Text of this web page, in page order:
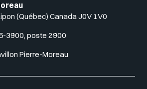
(Québec) Canada J0V 1V0
3900, poste 2900
Pierre-Moreau